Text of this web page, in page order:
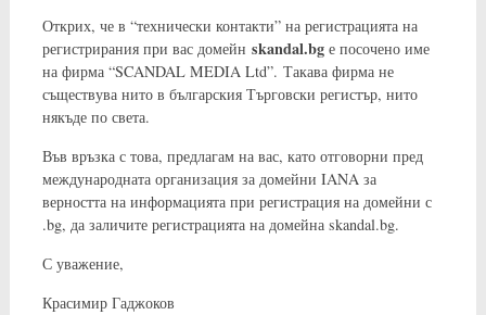
Открих, че в “технически контакти” на регистрацията на
регистрирания при вас домейн skandal.bgе посочено име
на фирма “SCANDAL MEDIA Ltd”. Такава фирма не
съществува нито в българския Търговски регистър, нито
някъде по света.
Във връзка с това, предлагам на вас, като отговорни пред
международната организация за домейни IANA за
верността на информацията при регистрация на домейни с
.bg, да заличите регистрацията на домейна skandal.bg.
С уважение,
Красимир Гаджоков